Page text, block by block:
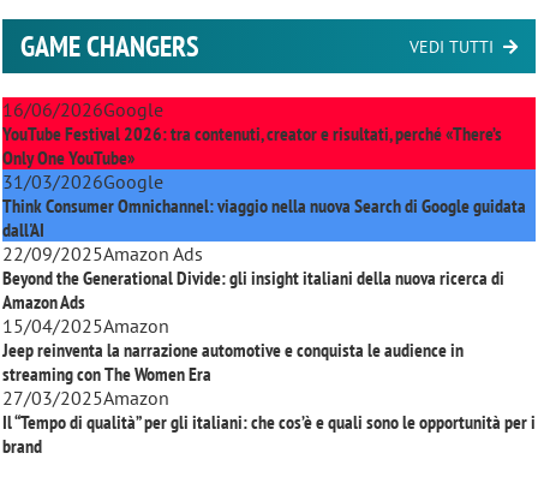
GAME CHANGERS VEDI TUTTI
16/06/2026Google
YouTube Festival 2026: tra contenuti, creator e risultati, perché «There’s
Only One YouTube»
31/03/2026Google
Think Consumer Omnichannel: viaggio nella nuova Search di Google guidata
dall'AI
22/09/2025Amazon Ads
Beyond the Generational Divide: gli insight italiani della nuova ricerca di
Amazon Ads
15/04/2025Amazon
Jeep reinventa la narrazione automotive e conquista le audience in
streaming conThe Women Era
27/03/2025Amazon
Il “Tempo di qualità” per gli italiani: che cos’è e quali sono le opportunità per i
brand